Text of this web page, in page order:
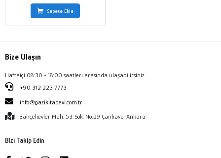
Sepete Ekle
Bize Ulaşın
Haftaiçi 08:30 - 18:00 saatleri arasında ulaşabilirsiniz.
+90 312 223 7773
info@gazikitabevi.com.tr
Bahçelievler Mah. 53. Sok. No:29 Çankaya-Ankara
Bizi Takip Edin